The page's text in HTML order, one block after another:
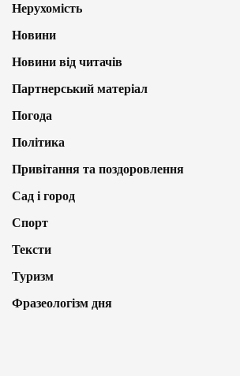
Нерухомість
Новини
Новини від читачів
Партнерський матеріал
Погода
Політика
Привітання та поздоровлення
Сад і город
Спорт
Тексти
Туризм
Фразеологізм дня